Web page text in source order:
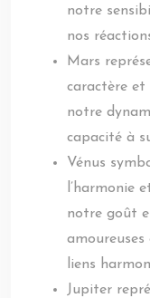
notre
nos
Mars
caractère et
notre
capacité à
Vénus
l’harmonie
notre goût
liens
Jupiter